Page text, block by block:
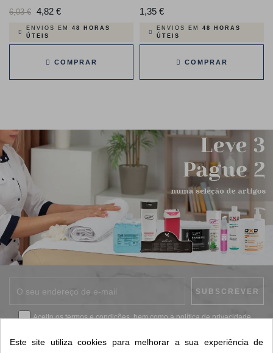
Preço
normal
6,03 € 4,82 €Preço
ENVIOS EM 48 HORAS
ÚTEIS
COMPRAR
1,35 €Preço
ENVIOS EM 48 HORAS
ÚTEIS
COMPRAR
Aceito ostermos e condições, bem como apolítica de privacidade.
Este site utiliza cookies para melhorar a sua experiência de